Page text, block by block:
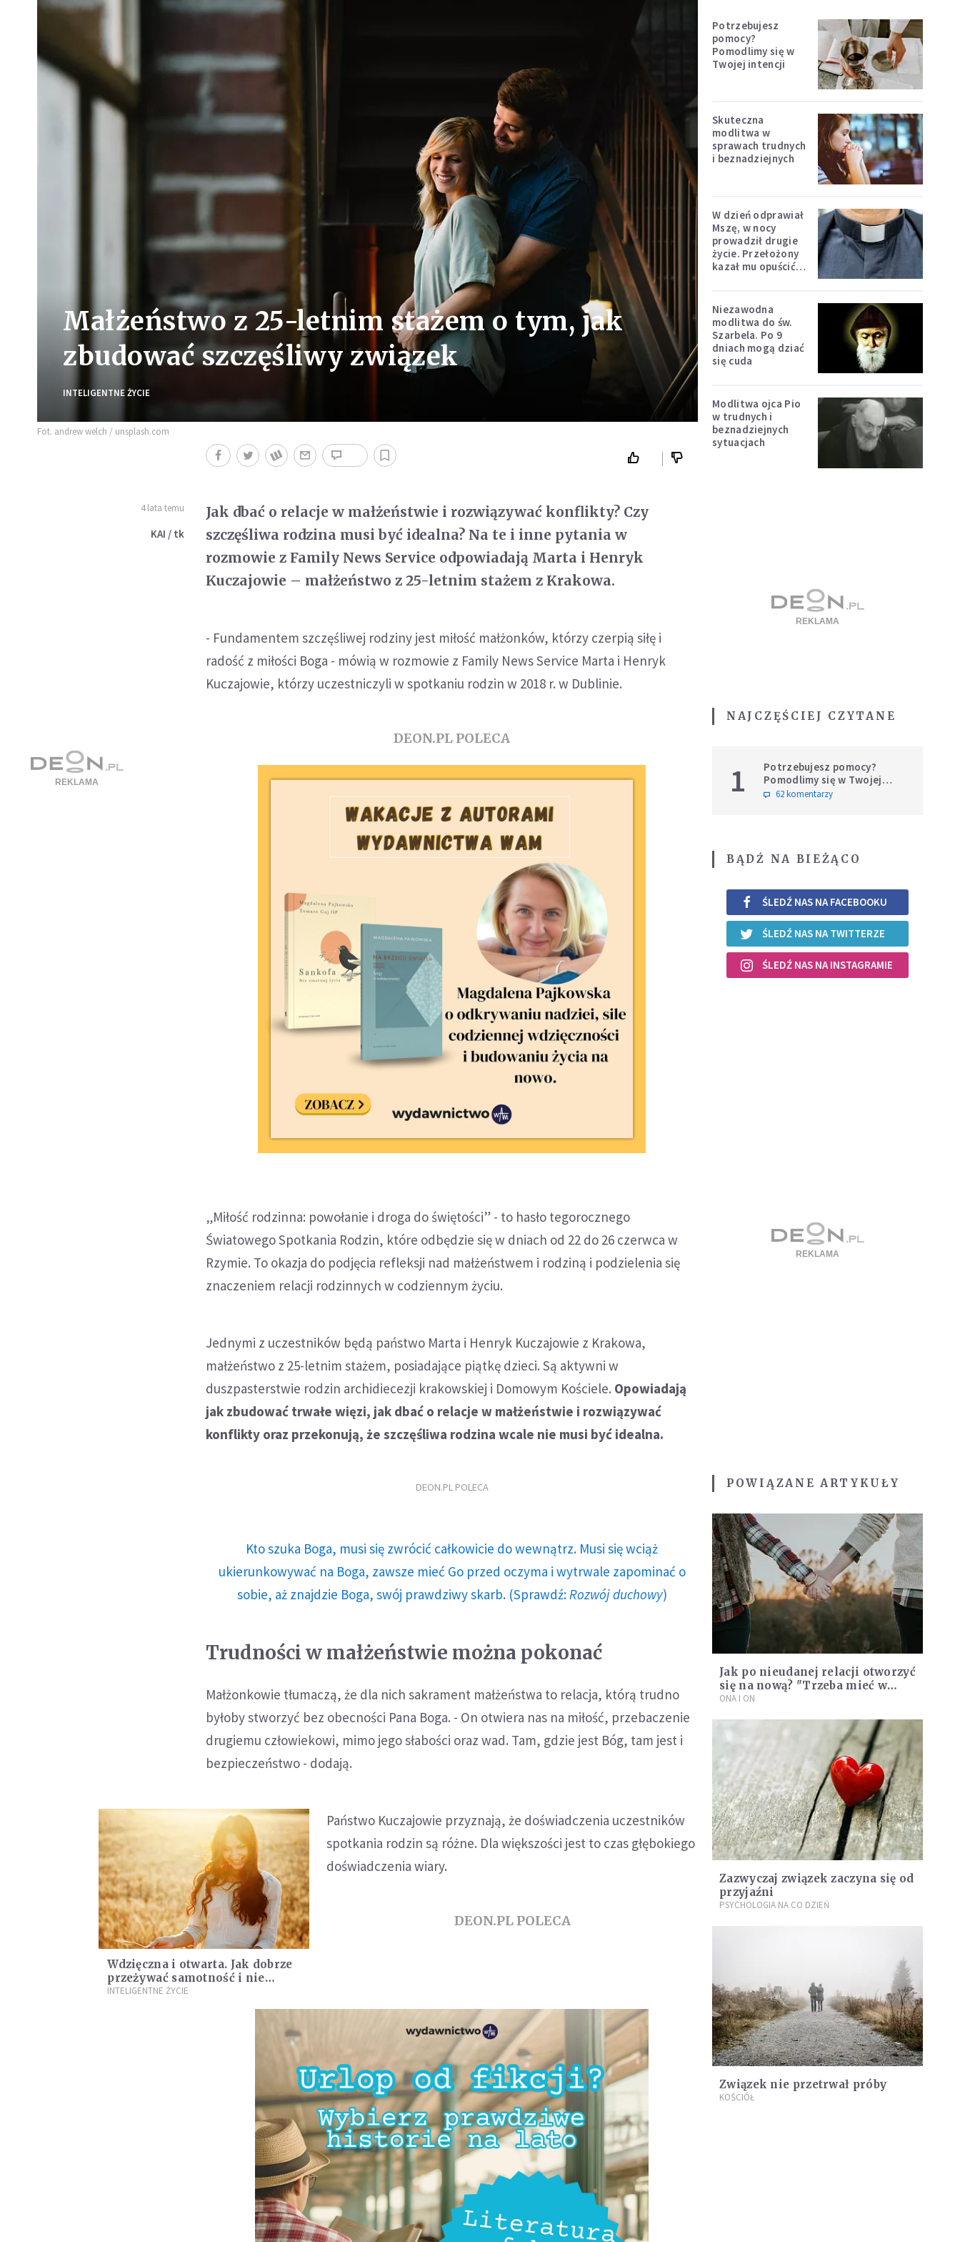
Małżeństwo z 25-letnim stażem o tym, jak
zbudować szczęśliwy związek
INTELIGENTNE ŻYCIE
Fot. andrew welch / unsplash.com
4 lata temu
KAI / tk
Jak dbać o relacje w małżeństwie i rozwiązywać konflikty? Czy
szczęśliwa rodzina musi być idealna? Na te i inne pytania w
rozmowie z Family News Service odpowiadają Marta i Henryk
Kuczajowie – małżeństwo z 25-letnim stażem z Krakowa.
- Fundamentem szczęśliwej rodziny jest miłość małżonków, którzy czerpią siłę i
radość z miłości Boga - mówią w rozmowie z Family News Service Marta i Henryk
Kuczajowie, którzy uczestniczyli w spotkaniu rodzin w 2018 r. w Dublinie.
DEON.PL POLECA
„Miłość rodzinna: powołanie i droga do świętości” - to hasło tegorocznego
Światowego Spotkania Rodzin, które odbędzie się w dniach od 22 do 26 czerwca w
Rzymie. To okazja do podjęcia refleksji nad małżeństwem i rodziną i podzielenia się
znaczeniem relacji rodzinnych w codziennym życiu.
Jednymi z uczestników będą państwo Marta i Henryk Kuczajowie z Krakowa,
małżeństwo z 25-letnim stażem, posiadające piątkę dzieci. Są aktywni w
duszpasterstwie rodzin archidiecezji krakowskiej i Domowym Kościele. Opowiadają
jak zbudować trwałe więzi, jak dbać o relacje w małżeństwie i rozwiązywać
konflikty oraz przekonują, że szczęśliwa rodzina wcale nie musi być idealna.
DEON.PL POLECA
Kto szuka Boga, musi się zwrócić całkowicie do wewnątrz. Musi się wciąż
ukierunkowywać na Boga, zawsze mieć Go przed oczyma i wytrwale zapominać o
sobie, aż znajdzie Boga, swój prawdziwy skarb. (Sprawdź: Rozwój duchowy)
Trudności w małżeństwie można pokonać
Małżonkowie tłumaczą, że dla nich sakrament małżeństwa to relacja, którą trudno
byłoby stworzyć bez obecności Pana Boga. - On otwiera nas na miłość, przebaczenie
drugiemu człowiekowi, mimo jego słabości oraz wad. Tam, gdzie jest Bóg, tam jest i
bezpieczeństwo - dodają.
Wdzięczna i otwarta. Jak dobrze
przeżywać samotność i nie
zamykać się na nowy związek
INTELIGENTNE ŻYCIE
Państwo Kuczajowie przyznają, że doświadczenia uczestników
spotkania rodzin są różne. Dla większości jest to czas głębokiego
doświadczenia wiary.
DEON.PL POLECA
Potrzebujesz
pomocy?
Pomodlimy się w
Twojej intencji
Skuteczna
modlitwa w
sprawach trudnych
i beznadziejnych
W dzień odprawiał
Mszę, w nocy
prowadził drugie
życie. Przełożony
kazał mu opuścić
Niezawodna
modlitwa do św.
Szarbela. Po 9
dniach mogą dziać
się cuda
Modlitwa ojca Pio
w trudnych i
beznadziejnych
sytuacjach
NAJCZĘŚCIEJ CZYTANE
1
Potrzebujesz pomocy?
Pomodlimy się w Twojej
intencji
62 komentarzy
BĄDŹ NA BIEŻĄCO
ŚLEDŹ NAS NA FACEBOOKU
ŚLEDŹ NAS NA TWITTERZE
ŚLEDŹ NAS NA INSTAGRAMIE
POWIĄZANE ARTYKUŁY
Jak po nieudanej relacji otworzyć
się na nową? "Trzeba mieć w
sobie zakończony dawny
ONA I ON
Zazwyczaj związek zaczyna się od
przyjaźni
PSYCHOLOGIA NA CO DZIEŃ
Związek nie przetrwał próby
KOŚCIÓŁ